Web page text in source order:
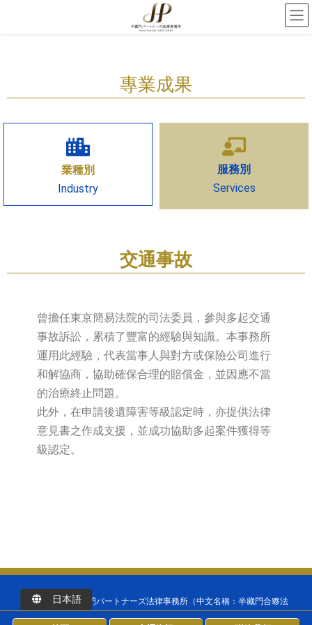
專業成果
業種別
Industry
服務別
Services
交通事故
曾擔任東京簡易法院的司法委員，參與多起交通
事故訴訟，累積了豐富的經驗與知識。本事務所
運用此經驗，代表當事人與對方或保險公司進行
和解協商，協助確保合理的賠償金，並因應不當
的治療終止問題。
此外，在申請後遺障害等級認定時，亦提供法律
意見書之作成支援，並成功協助多起案件獲得等
級認定。
日本語
Copyright ©半蔵門パートナーズ法律事務所（中文名稱：半藏門合夥法